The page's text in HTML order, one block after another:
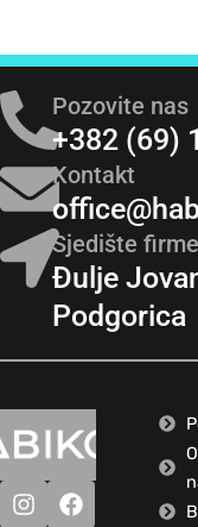
Pozovite nas
+382 (69)
Kontakt
Sjedište firme
Đulje
Podgorica
O